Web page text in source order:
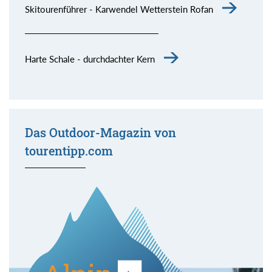
Skitourenführer - Karwendel Wetterstein Rofan
Harte Schale - durchdachter Kern
Das Outdoor-Magazin von
tourentipp.com